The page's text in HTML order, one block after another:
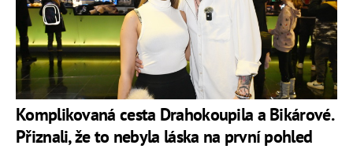
Komplikovaná cesta Drahokoupila a Bikárové.
Přiznali, že to nebyla láska na první pohled